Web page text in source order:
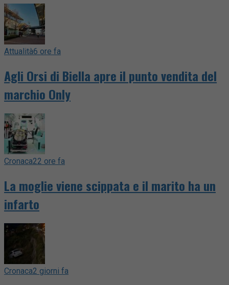
Attualità6 ore fa
Agli Orsi di Biella apre il punto vendita del
marchio Only
Cronaca22 ore fa
La moglie viene scippata e il marito ha un
infarto
Cronaca2 giorni fa